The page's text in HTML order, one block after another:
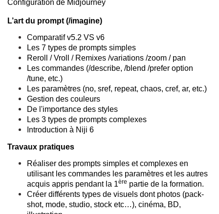
Configuration de Midjourney
L’art du prompt (/imagine)
Comparatif v5.2 VS v6
Les 7 types de prompts simples
Reroll / Vroll / Remixes /variations /zoom / pan
Les commandes (/describe, /blend /prefer option
/tune, etc.)
Les paramètres (no, sref, repeat, chaos, cref, ar, etc.)
Gestion des couleurs
De l'importance des styles
Les 3 types de prompts complexes
Introduction à Niji 6
Travaux pratiques
Réaliser des prompts simples et complexes en
utilisant les commandes les paramètres et les autres
acquis appris pendant la 1ère partie de la formation.
Créer différents types de visuels dont photos (pack-
shot, mode, studio, stock etc…), cinéma, BD,